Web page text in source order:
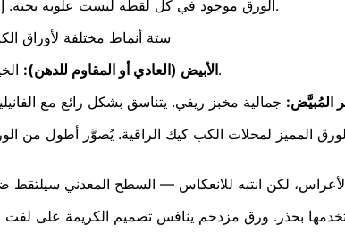
الورق موجود في كل لقطة ليست علوية بحتة. إنه يؤطّر الكعكة، ويرسم الجو العام، والاختيار الخاطئ يستطيع إفساد مخبوز رائع بكل المقاييس.
ستة أنماط مختلفة لأوراق
الأبيض (العادي أو المقاوم للدهن):الخيار المحايد الافتراضي. يصلح مع كل نكهة وكل خلفية. يصعب أن تخطئ معه، ويسهل أن تتجاهله.
المُبيَّض:
المميز لمحلات الكب كيك الراقية. يُصوَّر أطول من